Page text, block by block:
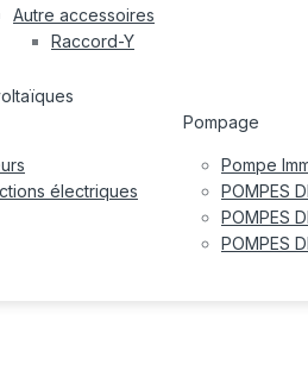
Autre accessoires
Raccord-Y
électriques
Pompage
Pompe
POMPES
POMPES
POMPES